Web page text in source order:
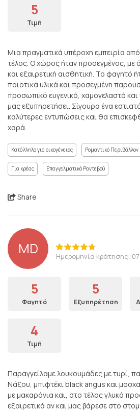
5
Τιμή
Μια πραγματικά υπέροχη εμπειρία
τέλος. Ο χώρος ήταν προσεγμένος,
και εξαιρετική αισθητική. Το φαγητό
ποιοτικά υλικά και προσεγμένη
προσωπικό ευγενικό, χαμογελαστό
μας εξυπηρετήσει. Σίγουρα ένα
καλύτερες εντυπώσεις και θα
χαρά.
Κατάλληλο για οικογένειες Ρομαντικό Περιβάλλον
Για κρέας Επαγγελματικό Ραντεβού
Share
MD Ημερομηνία κράτησης:
5
Φαγητό
5
Εξυπηρέτηση
4
Τιμή
Παραγγείλαμε λουκουμάδες με τυρί,
Νάξου, μπιφτέκι black angus και
με μακαρόνια και, στο τέλος γλυκό
εξαιρετικά αν και μας βάρεσε στο